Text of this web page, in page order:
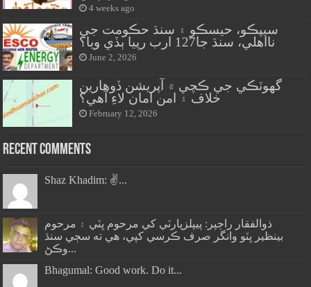
4 weeks ago
سيپڪو، حيسڪو ۽ سنڌ حڪومت جي
نااهلي، سنڌ جا127 ارب رپيا ٻڏي ويا؟
June 2, 2026
گهوٽڪي جي ڪچي ۾ آپريشن ڏوهارين
خلاف ۽ امن امان لاءِ آهي؟
February 12, 2026
Recent Comments
Shaz Khadim: ✌️...
ذوالفقار راڄپر: پيپلزپارٽي کي مرحوم ڀٽي ۽ مرحوم
بينظير ڀٽو وانگر صرف ڪرسي کپي، هي ته سڄي سنڌ
وڪڻ...
Bhagumal: Good work. Do it...